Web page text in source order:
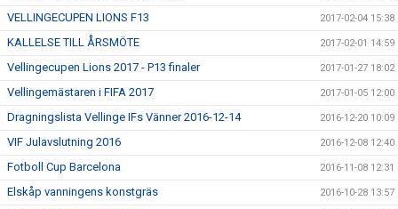
VELLINGECUPEN LIONS F13 2017-02-04 15:38
KALLELSE TILL ÅRSMÖTE 2017-02-01 14:59
Vellingecupen Lions 2017 - P13 finaler 2017-01-27 18:02
Vellingemästaren i FIFA 2017 2017-01-05 12:00
Dragningslista Vellinge IFs Vänner 2016-12-14 2016-12-20 10:09
VIF Julavslutning 2016 2016-12-08 12:40
Fotboll Cup Barcelona 2016-11-08 12:31
Elskåp vanningens konstgräs 2016-10-28 13:57